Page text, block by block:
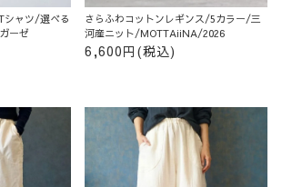
シャツ/選べる
ーゼ
さらふわコットンレギンス/5カラー/三
河産ニット/MOTTAiiNA/2026
6,600円(税込)